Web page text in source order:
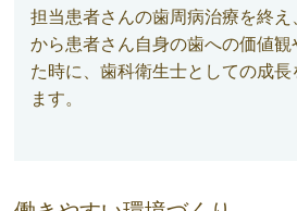
担当患者さんの歯周病治療を終
から患者さん自身の歯への価値観
た時に、歯科衛生士としての成長
ます。